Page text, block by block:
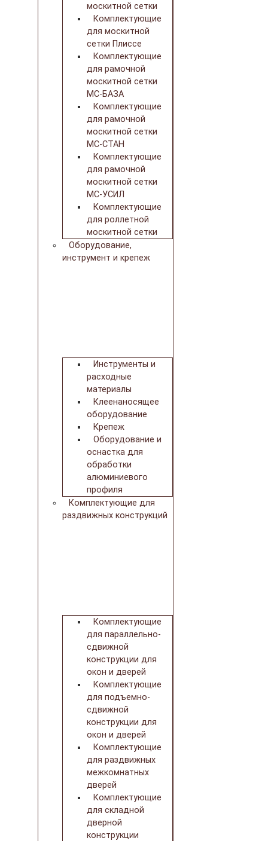
москитной сетки
Комплектующие
для москитной
сетки Плиссе
Комплектующие
для рамочной
москитной сетки
МС-БАЗА
Комплектующие
для рамочной
москитной сетки
МС-СТАН
Комплектующие
для рамочной
москитной сетки
МС-УСИЛ
Комплектующие
для роллетной
москитной сетки
Оборудование,
инструмент и крепеж
Инструменты и
расходные
материалы
Клеенаносящее
оборудование
Крепеж
Оборудование и
оснастка для
обработки
алюминиевого
профиля
Комплектующие для
раздвижных конструкций
Комплектующие
для параллельно-
сдвижной
конструкции для
окон и дверей
Комплектующие
для подъемно-
сдвижной
конструкции для
окон и дверей
Комплектующие
для раздвижных
межкомнатных
дверей
Комплектующие
для складной
дверной
конструкции